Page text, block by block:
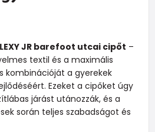
JR barefoot utcai cipőt –
textil és a maximális
kombinációját a gyerekek
Ezeket a cipőket úgy
járást utánozzák, és a
során teljes szabadságot és